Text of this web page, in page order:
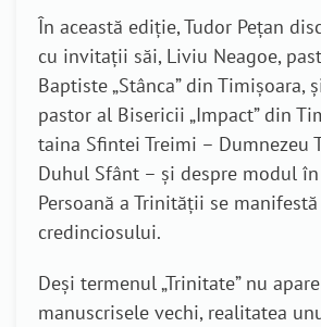
În această ediție, Tudor Pețan
cu invitații săi, Liviu Neagoe,
Baptiste „Stânca” din Timișoara,
pastor al Bisericii „Impact” din
taina Sfintei Treimi – Dumnezeu
Duhul Sfânt – și despre modul
Persoană a Trinității se
credinciosului.
Deși termenul „Trinitate” nu
manuscrisele vechi, realitatea